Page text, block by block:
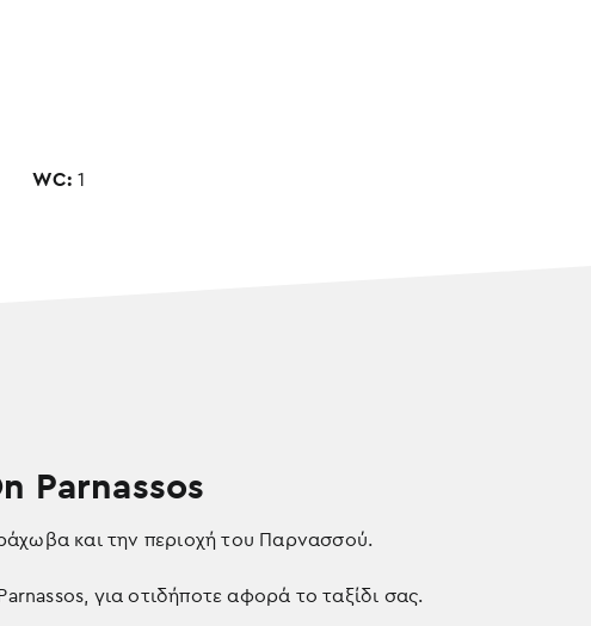
WC: 1
Parnassos
και την περιοχή του Παρνασσού.
για οτιδήποτε αφορά το ταξίδι σας.